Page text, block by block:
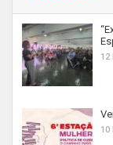
12
10